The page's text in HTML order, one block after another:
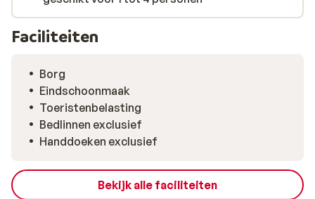
Faciliteiten
Borg
Eindschoonmaak
Toeristenbelasting
Bedlinnen exclusief
Handdoeken exclusief
Bekijk alle faciliteiten